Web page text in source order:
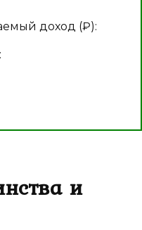
доход (₽):
и